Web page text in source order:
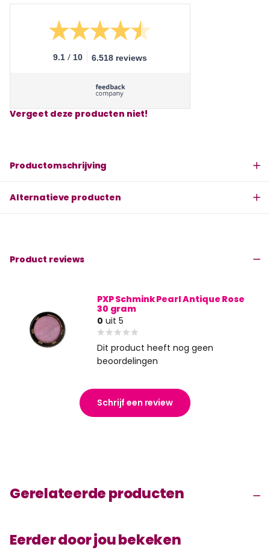
9.1 / 10 6.518 reviews
Vergeet deze producten niet!
Productomschrijving
Alternatieve producten
Product reviews
PXP Schmink Pearl Antique Rose
30 gram
0 uit 5
Dit product heeft nog geen
beoordelingen
Schrijf een review
Gerelateerde producten
Eerder door jou bekeken